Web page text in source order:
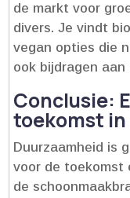
de markt voor
divers.​ Je vindt
vegan opties die
ook bijdragen
Conclusie:
toekomst
Duurzaamheid is
voor de toekomst
de